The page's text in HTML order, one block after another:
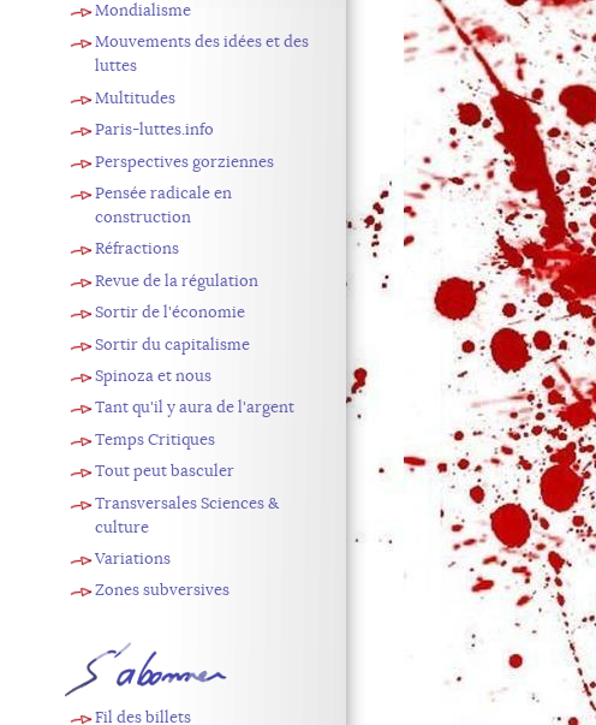
Mondialisme
Mouvements des idées et des
luttes
Multitudes
Paris-luttes.info
Perspectives gorziennes
Pensée radicale en
construction
Réfractions
Revue de la régulation
Sortir de l'économie
Sortir du capitalisme
Spinoza et nous
Tant qu'il y aura de l'argent
Temps Critiques
Tout peut basculer
Transversales Sciences &
culture
Variations
Zones subversives
Fil des billets